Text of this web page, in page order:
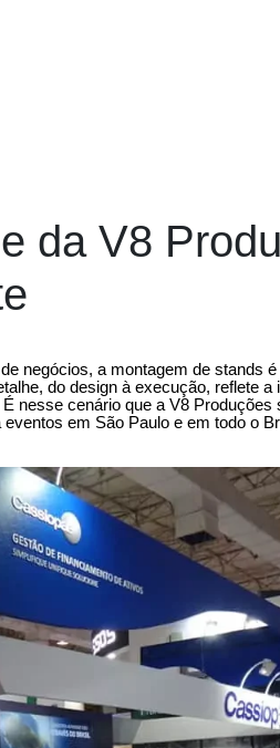
da V8
negócios, a montagem de stands
do design à execução, reflete a
nesse cenário que a V8 Produções
em São Paulo e em todo o